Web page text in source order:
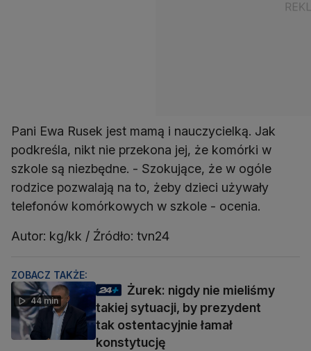
Pani Ewa Rusek jest mamą i nauczycielką. Jak
podkreśla, nikt nie przekona jej, że komórki w
szkole są niezbędne. - Szokujące, że w ogóle
rodzice pozwalają na to, żeby dzieci używały
telefonów komórkowych w szkole - ocenia.
Autor: kg/kk / Źródło: tvn24
ZOBACZ TAKŻE:
44 min
Żurek: nigdy nie mieliśmy
takiej sytuacji, by prezydent
tak ostentacyjnie łamał
konstytucję